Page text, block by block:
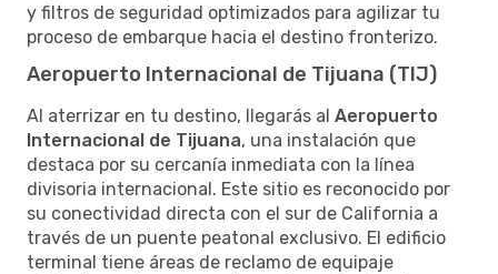
y filtros de seguridad optimizados para agilizar tu
proceso de embarque hacia el destino fronterizo.
Aeropuerto Internacional de Tijuana (TIJ)
Al aterrizar en tu destino, llegarás al Aeropuerto
Internacional de Tijuana, una instalación que
destaca por su cercanía inmediata con la línea
divisoria internacional. Este sitio es reconocido por
su conectividad directa con el sur de California a
través de un puente peatonal exclusivo. El edificio
terminal tiene áreas de reclamo de equipaje